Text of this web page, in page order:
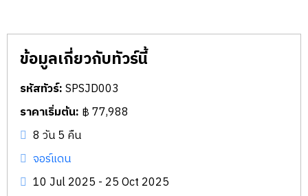
ข้อมูลเกี่ยวกับทัวร์นี้
รหัสทัวร์:SPSJD003
ราคาเริ่มต้น: ฿ 77,988
8 วัน 5 คืน
จอร์แดน
10 Jul 2025 - 25 Oct 2025